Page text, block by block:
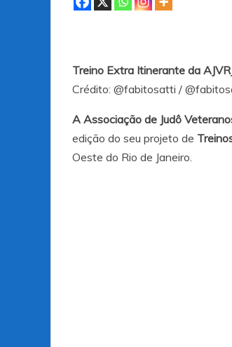
Treino Extra Itinerante da
Crédito: @fabitosatti /
A Associação de Judô
edição do seu projeto de
Oeste do Rio de Janeiro.